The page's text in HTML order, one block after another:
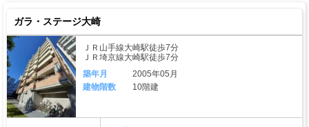
ガラ・ステージ大崎
ＪＲ山手線大崎駅徒歩7分
ＪＲ埼京線大崎駅徒歩7分
築年月
2005年05月
建物階数
10階建